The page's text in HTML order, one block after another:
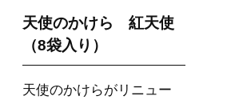
天使のかけら 紅天使
（8袋入り）
天使のかけらがリニュー